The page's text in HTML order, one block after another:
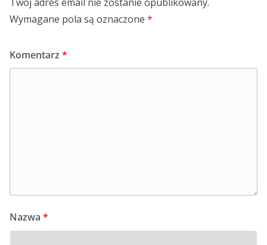
Wymagane pola są oznaczone *
Komentarz *
Nazwa *